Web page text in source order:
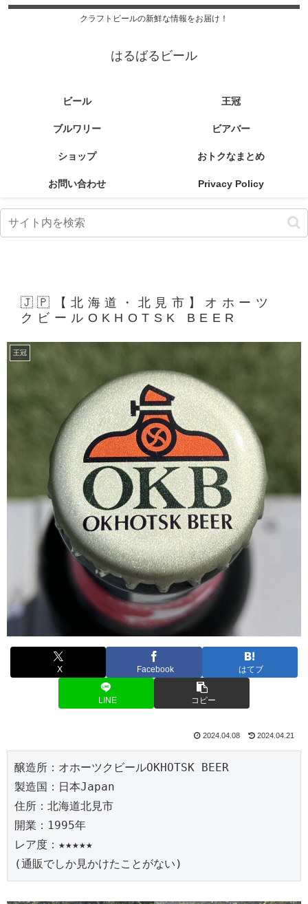
クラフトビールの新鮮な情報をお届け！
はるばるビール
ビール 王冠
ブルワリー ビアバー
ショップ おトクなまとめ
お問い合わせ Privacy Policy
🇯🇵【北海道・北見市】オホーツ
クビールOKHOTSK BEER
王冠
X Facebook はてブ
LINE コピー
2024.04.08 2024.04.21
醸造所：オホーツクビールOKHOTSK BEER
製造国：日本Japan
住所：北海道北見市
開業：1995年
レア度：★★★★★
(通販でしか見かけたことがない)